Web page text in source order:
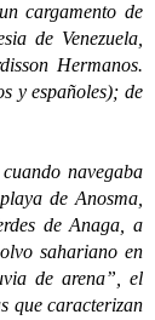
cargamento de
de Venezuela,
Hermanos.
y españoles); de
navegaba
de Anosma,
de Anaga, a
sahariano en
de arena”, el
que caracterizan